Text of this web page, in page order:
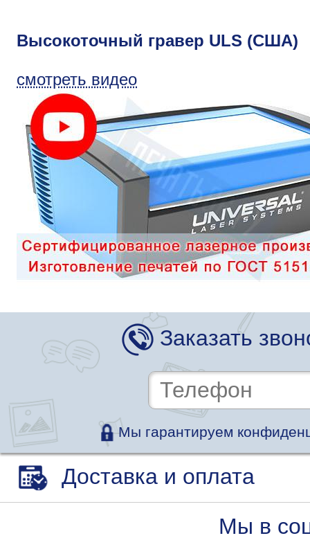
Высокоточный гравер ULS (США)
смотреть видео
Заказать
Мы гарантируем
Доставка и оплата
Мы в